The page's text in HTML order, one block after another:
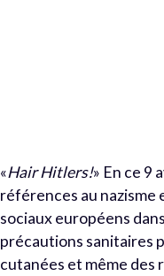
«Hair Hitlers!» En ce 9
références au nazisme
sociaux européens
précautions sanitaires
cutanées et même des